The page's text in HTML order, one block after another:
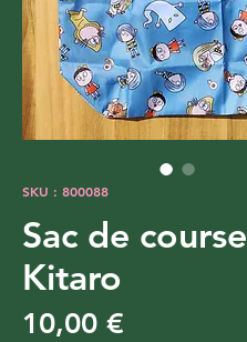
SKU : 800088
Sac de course
Kitaro
10,00 €